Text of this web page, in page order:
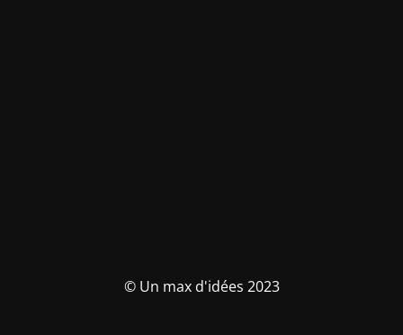
© Un max d'idées 2023